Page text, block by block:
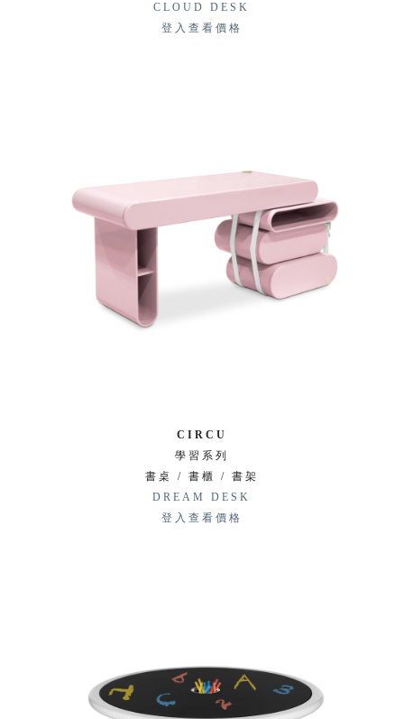
CLOUD DESK
登入查看價格
CIRCU
學習系列
書桌 / 書櫃 / 書架
DREAM DESK
登入查看價格